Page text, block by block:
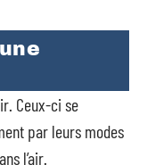
Ceux-ci se
par leurs modes
l’air.